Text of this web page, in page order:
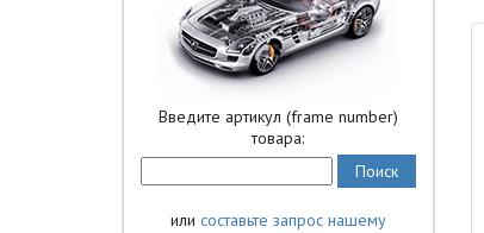
Введите артикул (frame number)
товара:
или составьте запрос нашему